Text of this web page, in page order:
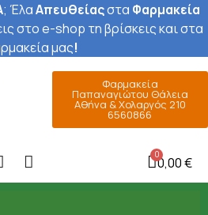
; ΈλαΑπευθείαςστα Φαρμακεία
στο e-shop τη βρίσκεις και στα
μας!
Φαρμακεία
Παπαναγιώτου Θάλεια
Αθήνα & Χολαργός 210
6560866
0,00 €